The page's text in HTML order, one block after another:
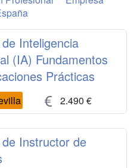
Inteligencia
(IA) Fundamentos
Prácticas
2.490 €
Instructor de